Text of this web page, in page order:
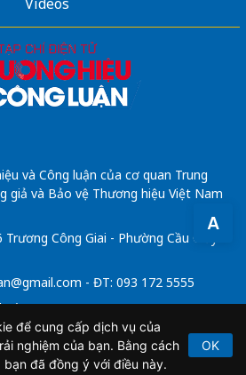
A
và Công luận của cơ quan Trung
giả và Bảo vệ Thương hiệu Việt Nam
Công Giai - Phường Cầu Giấy -
- ĐT: 093 172 5555
chí điện tử số 64/GP-BTTTT do Bộ
cấp ngày 21/2/2020.
để cung cấp dịch vụ của
nghiệm của bạn. Bằng cách
đã đồng ý với điều này.
OK